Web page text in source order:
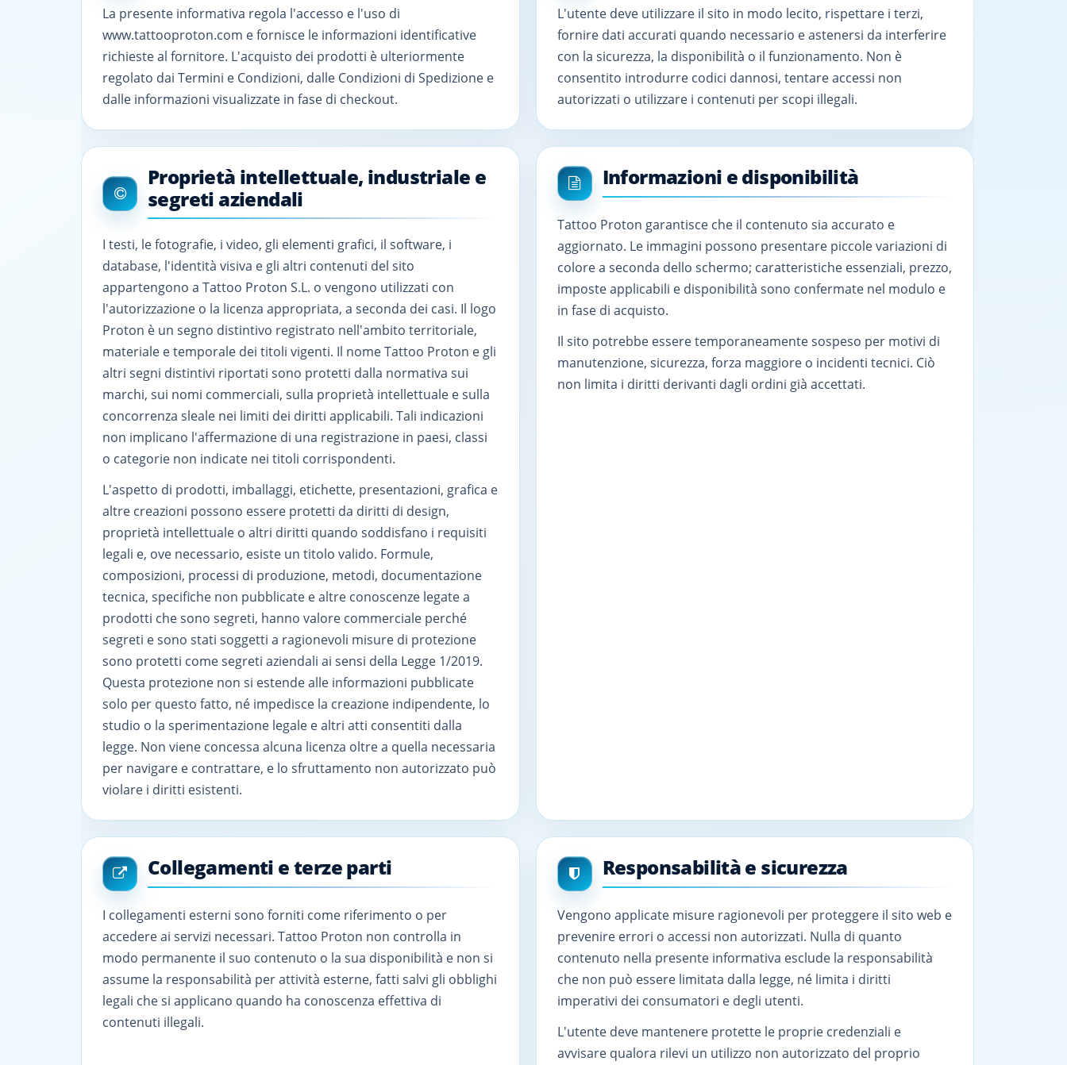
La presente informativa regola l'accesso e l'uso di
www.tattooproton.com e fornisce le informazioni identificative
richieste al fornitore. L'acquisto dei prodotti è ulteriormente
regolato dai Termini e Condizioni, dalle Condizioni di Spedizione e
dalle informazioni visualizzate in fase di checkout.
L'utente deve utilizzare il sito in modo lecito, rispettare i terzi,
fornire dati accurati quando necessario e astenersi da interferire
con la sicurezza, la disponibilità o il funzionamento. Non è
consentito introdurre codici dannosi, tentare accessi non
autorizzati o utilizzare i contenuti per scopi illegali.
Proprietà intellettuale, industriale e
segreti aziendali
I testi, le fotografie, i video, gli elementi grafici, il software, i
database, l'identità visiva e gli altri contenuti del sito
appartengono a Tattoo Proton S.L. o vengono utilizzati con
l'autorizzazione o la licenza appropriata, a seconda dei casi. Il logo
Proton è un segno distintivo registrato nell'ambito territoriale,
materiale e temporale dei titoli vigenti. Il nome Tattoo Proton e gli
altri segni distintivi riportati sono protetti dalla normativa sui
marchi, sui nomi commerciali, sulla proprietà intellettuale e sulla
concorrenza sleale nei limiti dei diritti applicabili. Tali indicazioni
non implicano l'affermazione di una registrazione in paesi, classi
o categorie non indicate nei titoli corrispondenti.
L'aspetto di prodotti, imballaggi, etichette, presentazioni, grafica e
altre creazioni possono essere protetti da diritti di design,
proprietà intellettuale o altri diritti quando soddisfano i requisiti
legali e, ove necessario, esiste un titolo valido. Formule,
composizioni, processi di produzione, metodi, documentazione
tecnica, specifiche non pubblicate e altre conoscenze legate a
prodotti che sono segreti, hanno valore commerciale perché
segreti e sono stati soggetti a ragionevoli misure di protezione
sono protetti come segreti aziendali ai sensi della Legge 1/2019.
Questa protezione non si estende alle informazioni pubblicate
solo per questo fatto, né impedisce la creazione indipendente, lo
studio o la sperimentazione legale e altri atti consentiti dalla
legge. Non viene concessa alcuna licenza oltre a quella necessaria
per navigare e contrattare, e lo sfruttamento non autorizzato può
violare i diritti esistenti.
Informazioni e disponibilità
Tattoo Proton garantisce che il contenuto sia accurato e
aggiornato. Le immagini possono presentare piccole variazioni di
colore a seconda dello schermo; caratteristiche essenziali, prezzo,
imposte applicabili e disponibilità sono confermate nel modulo e
in fase di acquisto.
Il sito potrebbe essere temporaneamente sospeso per motivi di
manutenzione, sicurezza, forza maggiore o incidenti tecnici. Ciò
non limita i diritti derivanti dagli ordini già accettati.
Collegamenti e terze parti
I collegamenti esterni sono forniti come riferimento o per
accedere ai servizi necessari. Tattoo Proton non controlla in
modo permanente il suo contenuto o la sua disponibilità e non si
assume la responsabilità per attività esterne, fatti salvi gli obblighi
legali che si applicano quando ha conoscenza effettiva di
contenuti illegali.
Responsabilità e sicurezza
Vengono applicate misure ragionevoli per proteggere il sito web e
prevenire errori o accessi non autorizzati. Nulla di quanto
contenuto nella presente informativa esclude la responsabilità
che non può essere limitata dalla legge, né limita i diritti
imperativi dei consumatori e degli utenti.
L'utente deve mantenere protette le proprie credenziali e
avvisare qualora rilevi un utilizzo non autorizzato del proprio